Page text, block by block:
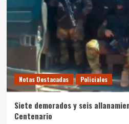
Notas Destacadas Policiales
Siete demorados y seis
Centenario